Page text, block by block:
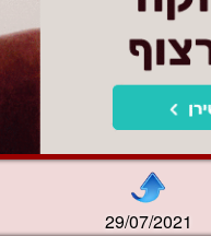
29/07/2021